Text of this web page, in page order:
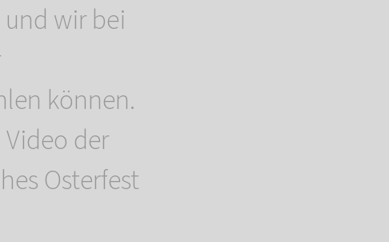
wir bei
können.
der
Osterfest